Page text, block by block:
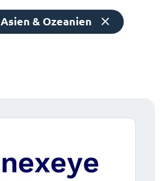
Asien & Ozeanien